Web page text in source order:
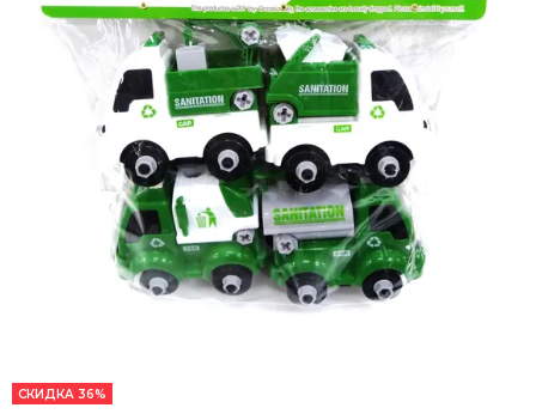
СКИДКА 36%